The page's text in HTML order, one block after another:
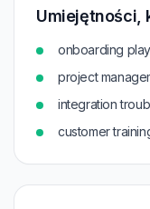
Umiejętności,
onboarding
project
integration
customer